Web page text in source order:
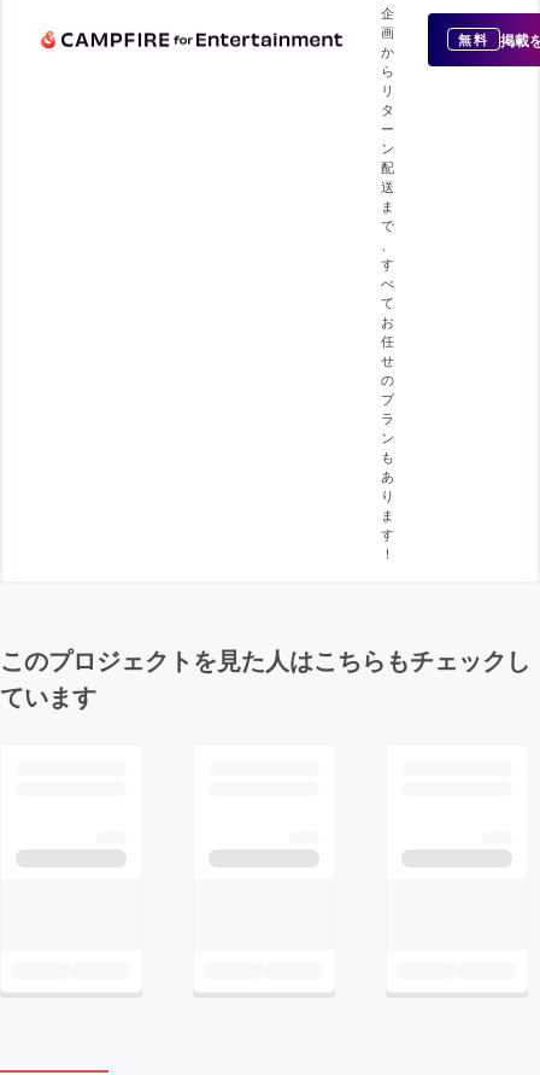
企
画
か
ら
リ
タ
ー
ン
配
送
ま
で
す
べ
て
お
任
せ
の
プ
ラ
ン
も
あ
り
ま
す
！
無料 掲載
このプロジェクトを見た人はこちらもチェックし
ています